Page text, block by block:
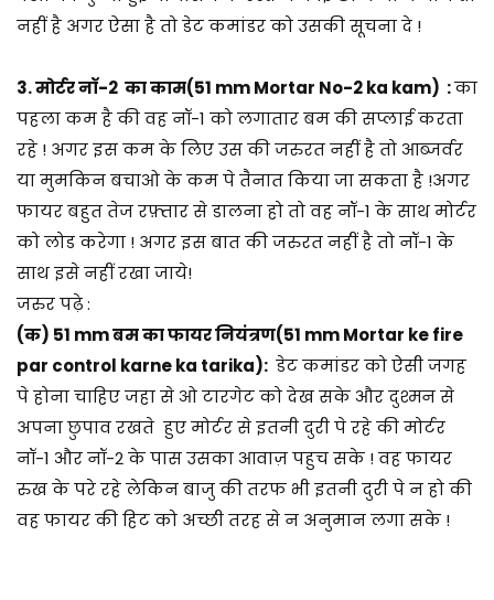
नहीं है अगर ऐसा है तो डेट कमांडर को उसकी सूचना दे !
3. मोर्टर नॉ-2 का काम(51 mm Mortar No-2 ka kam) :का
पहला कम है की वह नॉ-1 को लगातार बम की सप्लाई करता
रहे ! अगर इस कम के लिए उस की जरुरत नहीं है तो आब्जर्वर
या मुमकिन बचाओ के कम पे तैनात किया जा सकता है !अगर
फायर बहुत तेज रफ़्तार से डालना हो तो वह नॉ-1 के साथ मोर्टर
को लोड करेगा ! अगर इस बात की जरुरत नहीं है तो नॉ-1 के
साथ इसे नहीं रखा जाये!
जरुर पढ़े :
(क) 51 mm बम का फायर नियंत्रण(51 mm Mortar ke fire
par control karne ka tarika): डेट कमांडर को ऐसी जगह
पे होना चाहिए जहा से ओ टारगेट को देख सके और दुश्मन से
अपना छुपाव रखते हुए मोर्टर से इतनी दुरी पे रहे की मोर्टर
नॉ-1 और नॉ-2 के पास उसका आवाज़ पहुच सके ! वह फायर
रुख के परे रहे लेकिन बाजु की तरफ भी इतनी दुरी पे न हो की
वह फायर की हिट को अच्छी तरह से न अनुमान लगा सके !